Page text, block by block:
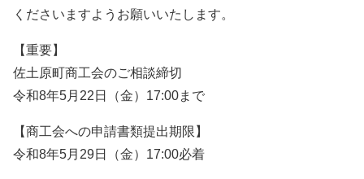
くださいますようお願いいたします。
【重要】
佐土原町商工会のご相談締切
令和8年5月22日（金）17:00まで
【商工会への申請書類提出期限】
令和8年5月29日（金）17:00必着